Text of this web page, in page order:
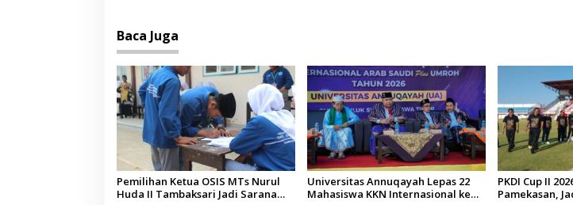
Baca Juga
Pemilihan Ketua OSIS MTs Nurul
Huda II Tambaksari Jadi Sarana
Universitas Annuqayah Lepas 22
Mahasiswa KKN Internasional ke
PKDI Cup II
Pamekasan,